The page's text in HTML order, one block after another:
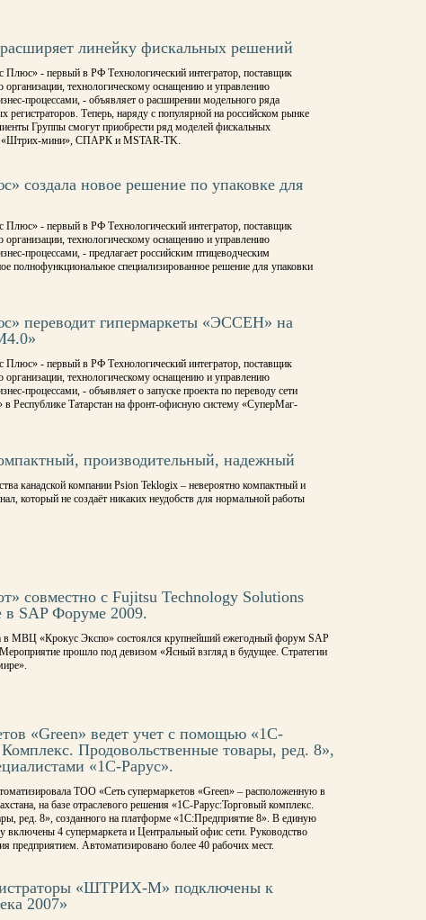
линейку фискальных решений
Плюс» - первый в РФ Технологический интегратор, поставщик
организации, технологическому оснащению и управлению
процессами, - объявляет о расширении модельного ряда
регистраторов. Теперь, наряду с популярной на российском рынке
Группы смогут приобрести ряд моделей фискальных
«Штрих-мини», СПАРК и MSTAR-TK.
создала новое решение по упаковке для
Плюс» - первый в РФ Технологический интегратор, поставщик
организации, технологическому оснащению и управлению
процессами, - предлагает российским птицеводческим
полнофункциональное специализированное решение для упаковки
переводит гипермаркеты «ЭССЕН» на
Плюс» - первый в РФ Технологический интегратор, поставщик
организации, технологическому оснащению и управлению
процессами, - объявляет о запуске проекта по переводу сети
Республике Татарстан на фронт-офисную систему «СуперМаг-
производительный, надежный
канадской компании Psion Teklogix – невероятно компактный и
который не создаёт никаких неудобств для нормальной работы
совместно с Fujitsu Technology Solutions
в SAP Форуме 2009.
в МВЦ «Крокус Экспо» состоялся крупнейший ежегодный форум SAP
прошло под девизом «Ясный взгляд в будущее. Стратегии
«Green» ведет учет с помощью «1С-
Продовольственные товары, ред. 8»,
«1С-Рарус».
ТОО «Сеть супермаркетов «Green» – расположенную в
на базе отраслевого решения «1С-Рарус:Торговый комплекс.
ред. 8», созданного на платформе «1С:Предприятие 8». В единую
включены 4 супермаркета и Центральный офис сети. Руководство
предприятием. Автоматизировано более 40 рабочих мест.
«ШТРИХ-М» подключены к
2007»